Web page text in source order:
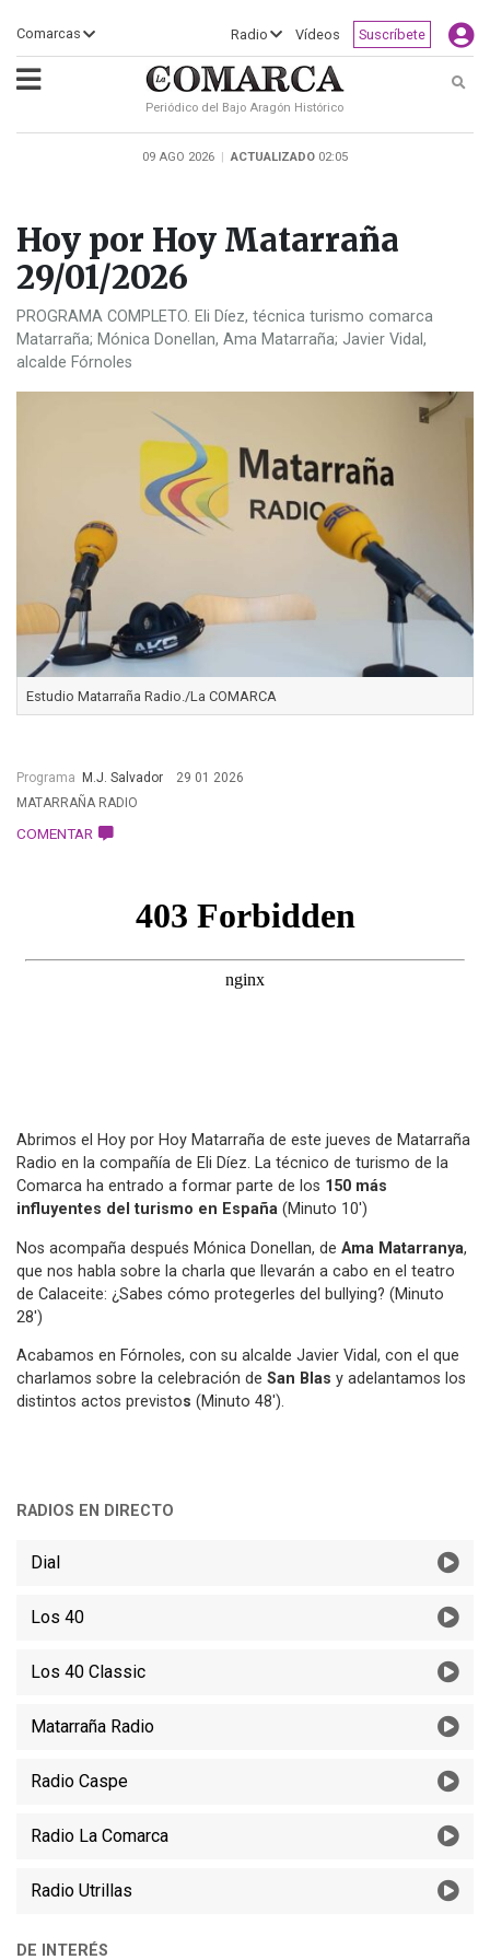
Comarcas Radio Vídeos Suscríbete
Periódico del Bajo Aragón Histórico
09 AGO 2026 | ACTUALIZADO 02:05
Hoy por Hoy Matarraña
29/01/2026
PROGRAMA COMPLETO. Eli Díez, técnica turismo comarca
Matarraña; Mónica Donellan, Ama Matarraña; Javier Vidal,
alcalde Fórnoles
Estudio Matarraña Radio./La COMARCA
Programa M.J. Salvador 29 01 2026
COMENTAR
MATARRAÑA RADIO
Abrimos el Hoy por Hoy Matarraña de este jueves de Matarraña
Radio en la compañía de Eli Díez. La técnico de turismo de la
Comarca ha entrado a formar parte de los 150 más
influyentes del turismo en España (Minuto 10')
Nos acompaña después Mónica Donellan, de Ama Matarranya,
que nos habla sobre la charla que llevarán a cabo en el teatro
de Calaceite: ¿Sabes cómo protegerles del bullying? (Minuto
28')
Acabamos en Fórnoles, con su alcalde Javier Vidal, con el que
charlamos sobre la celebración de San Blas y adelantamos los
distintos actos previstos (Minuto 48').
RADIOS EN DIRECTO
Dial
Los 40
Los 40 Classic
Matarraña Radio
Radio Caspe
Radio La Comarca
Radio Utrillas
DE INTERÉS